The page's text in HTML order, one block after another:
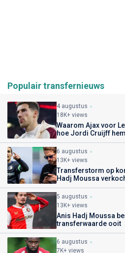
Populair transfernieuws
4 augustus
18K+ views
Waarom Ajax voor
hoe Jordi Cruijff
6 augustus
13K+ views
Transferstorm op
Hadj Moussa
5 augustus
13K+ views
Anis Hadj Moussa
transferwaarde ooit
6 augustus
7K+ views